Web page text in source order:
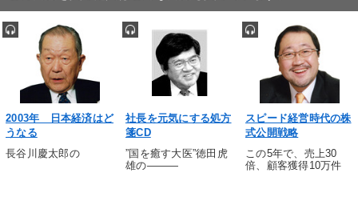
※「更新」を押すと「タグ・キーワード」を更新いただけます。
2003年 日本経済はど
うなる
長谷川慶太郎の
社長を元気にする処方
箋CD
”国を癒す大医”徳田虎
雄の―――
スピード経営時代の株
式公開戦略
この5年で、売上30
倍、顧客獲得10万件